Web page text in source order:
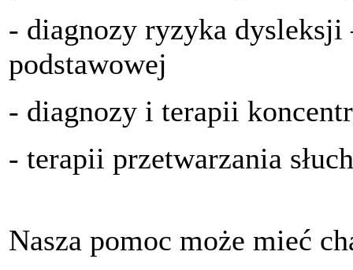
- diagnozy ryzyka dysleksji
podstawowej
- diagnozy i terapii
- terapii przetwarzania
Nasza pomoc może mieć